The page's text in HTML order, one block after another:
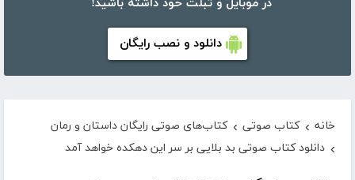
در موبایل و تبلت خود داشته باشید!
دانلود و نصب رایگان
خانه › کتاب صوتی › کتاب‌های صوتی رایگان داستان و رمان
› دانلود کتاب صوتی بد بلایی بر سر این دهکده خواهد آمد